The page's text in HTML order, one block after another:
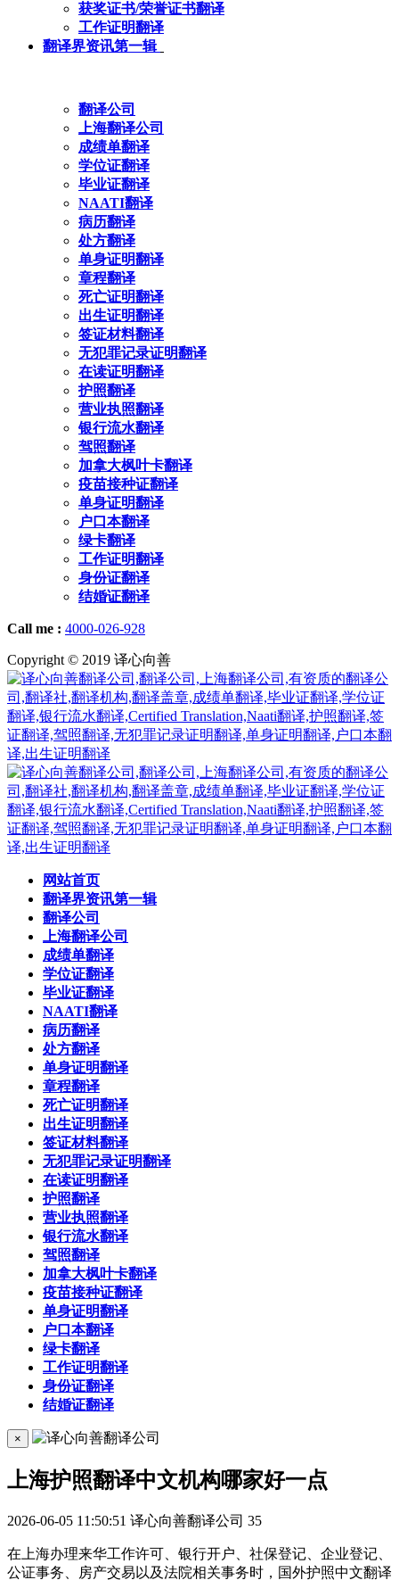
获奖证书/荣誉证书翻译
工作证明翻译
翻译界资讯第一辑
翻译公司
上海翻译公司
成绩单翻译
学位证翻译
毕业证翻译
NAATI翻译
病历翻译
处方翻译
单身证明翻译
章程翻译
死亡证明翻译
出生证明翻译
签证材料翻译
无犯罪记录证明翻译
在读证明翻译
护照翻译
营业执照翻译
银行流水翻译
驾照翻译
加拿大枫叶卡翻译
疫苗接种证翻译
单身证明翻译
户口本翻译
绿卡翻译
工作证明翻译
身份证翻译
结婚证翻译
Call me : 4000-026-928
Copyright © 2019 译心向善
网站首页
翻译界资讯第一辑
翻译公司
上海翻译公司
成绩单翻译
学位证翻译
毕业证翻译
NAATI翻译
病历翻译
处方翻译
单身证明翻译
章程翻译
死亡证明翻译
出生证明翻译
签证材料翻译
无犯罪记录证明翻译
在读证明翻译
护照翻译
营业执照翻译
银行流水翻译
驾照翻译
加拿大枫叶卡翻译
疫苗接种证翻译
单身证明翻译
户口本翻译
绿卡翻译
工作证明翻译
身份证翻译
结婚证翻译
×
上海护照翻译中文机构哪家好一点
2026-06-05 11:50:51 译心向善翻译公司 35
在上海办理来华工作许可、银行开户、社保登记、企业登记、
公证事务、房产交易以及法院相关事务时，国外护照中文翻译